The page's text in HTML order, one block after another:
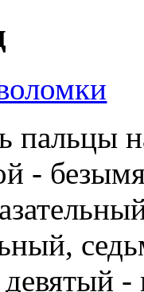
пальцы
-
-